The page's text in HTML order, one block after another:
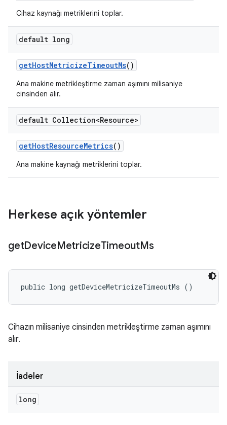
Cihaz kaynağı metriklerini toplar.
default long
getHostMetricizeTimeoutMs()
Ana makine metrikleştirme zaman aşımını milisaniye
cinsinden alır.
default Collection<Resource>
getHostResourceMetrics()
Ana makine kaynağı metriklerini toplar.
Herkese açık yöntemler
getDeviceMetricizeTimeoutMs
public long getDeviceMetricizeTimeoutMs ()
Cihazın milisaniye cinsinden metrikleştirme zaman aşımını
alır.
İadeler
long